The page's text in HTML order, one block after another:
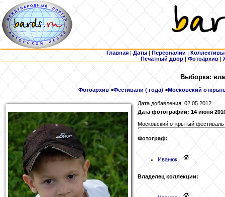
Главная | Даты | Персоналии | Коллективы
Печатный двор |Фотоархив |
Выборка:
Фотоархив>Фестивали ( года) >Московский
Дата добавления: 02.05.2012
Дата фотографии: 14 июня
Московский открытый
Фотограф:
Иванюк
Владелец коллекции: